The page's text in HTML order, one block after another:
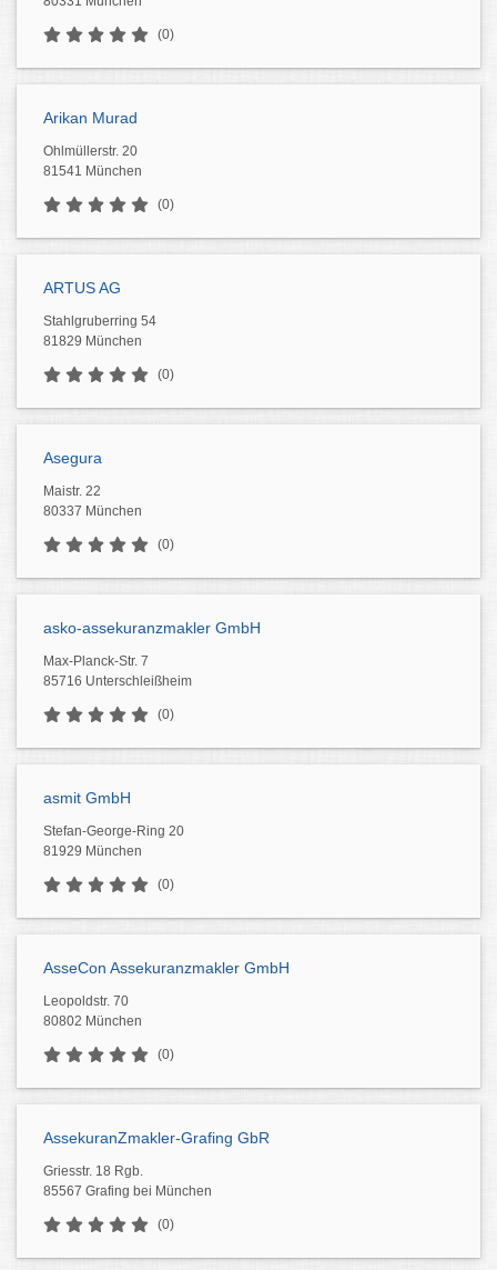
(0)
Arikan Murad
Ohlmüllerstr. 20
81541 München
(0)
ARTUS AG
Stahlgruberring 54
81829 München
(0)
Asegura
Maistr. 22
80337 München
(0)
asko-assekuranzmakler GmbH
Max-Planck-Str. 7
85716 Unterschleißheim
(0)
asmit GmbH
Stefan-George-Ring 20
81929 München
(0)
AsseCon Assekuranzmakler GmbH
Leopoldstr. 70
80802 München
(0)
AssekuranZmakler-Grafing GbR
Griesstr. 18 Rgb.
85567 Grafing bei München
(0)